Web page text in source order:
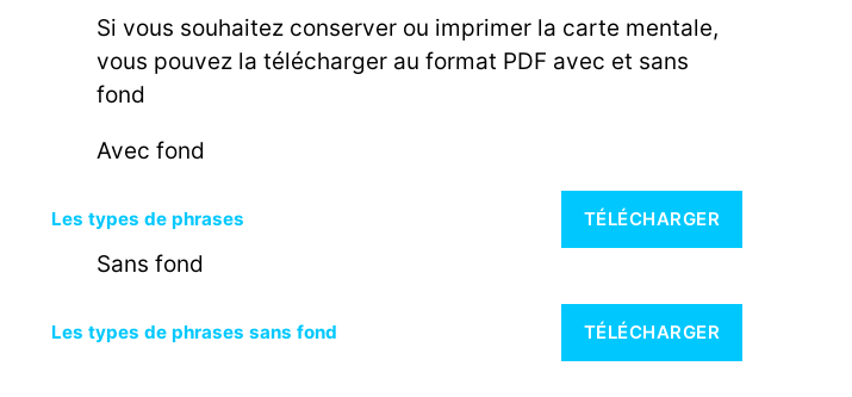
Si vous souhaitez conserver ou imprimer la carte mentale,
vous pouvez la télécharger au format PDF avec et sans
fond
Avec fond
Les types de phrases TÉLÉCHARGER
Sans fond
Les types de phrases sans fond TÉLÉCHARGER